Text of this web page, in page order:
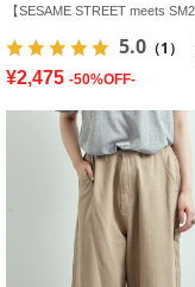
5.0 （1）
¥2,475 -50%OFF-